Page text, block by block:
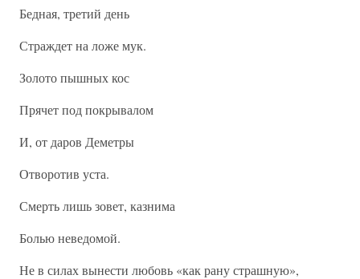
Бедная, третий день
Страждет на ложе мук.
Золото пышных кос
Прячет под покрывалом
И, от даров Деметры
Отворотив уста.
Смерть лишь зовет, казнима
Болью неведомой.
Не в силах вынести любовь «как рану страшную»,